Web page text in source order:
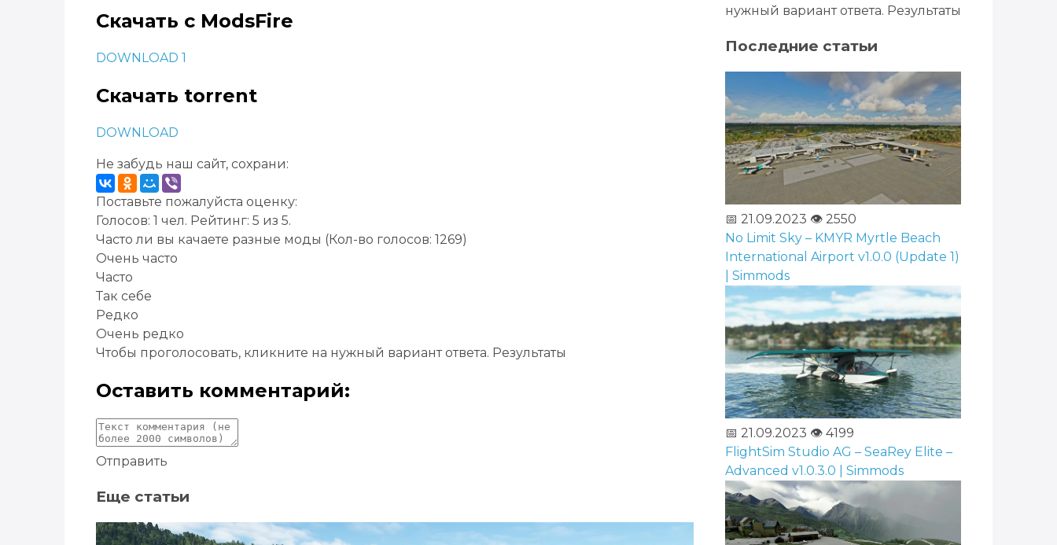
Скачать с ModsFire
DOWNLOAD 1
Скачать torrent
DOWNLOAD
Не забудь наш сайт, сохрани:
Поставьте пожалуйста оценку:
Голосов: 1 чел. Рейтинг: 5 из 5.
Часто ли вы качаете разные моды (Кол-во голосов: 1269)
Очень часто
Часто
Так себе
Редко
Очень редко
Чтобы проголосовать, кликните на нужный вариант ответа. Результаты
Оставить комментарий:
Отправить
Еще статьи
нужный вариант ответа. Результаты
Последние статьи
📅 21.09.2023 👁️ 2550
No Limit Sky – KMYR Myrtle Beach
International Airport v1.0.0 (Update 1)
| Simmods
📅 21.09.2023 👁️ 4199
FlightSim Studio AG – SeaRey Elite –
Advanced v1.0.3.0 | Simmods